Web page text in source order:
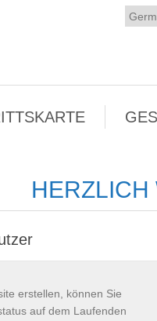
HERZLICH
erstellen, können Sie
auf dem Laufenden